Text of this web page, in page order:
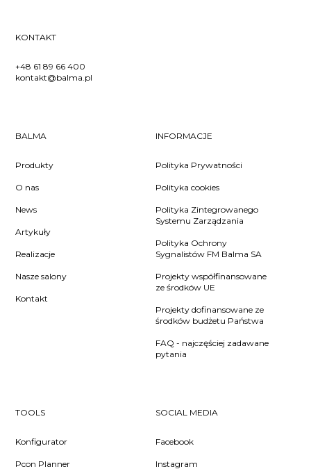
KONTAKT
+48 61 89 66 400
kontakt@balma.pl
BALMA
Produkty
O nas
News
Artykuły
Realizacje
Nasze salony
Kontakt
INFORMACJE
Polityka Prywatności
Polityka cookies
Polityka Zintegrowanego
Systemu Zarządzania
Polityka Ochrony
Sygnalistów FM Balma SA
Projekty współfinansowane
ze środków UE
Projekty dofinansowane ze
środków budżetu Państwa
FAQ - najczęściej zadawane
pytania
TOOLS
Konfigurator
Pcon Planner
SOCIAL MEDIA
Facebook
Instagram